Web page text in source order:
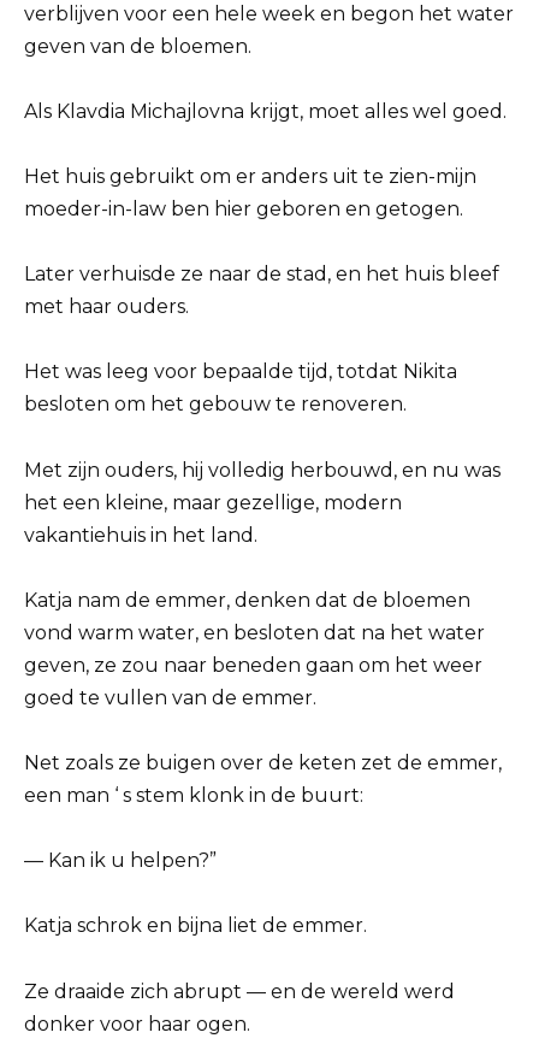
verblijven voor een hele week en begon het water
geven van de bloemen.
Als Klavdia Michajlovna krijgt, moet alles wel goed.
Het huis gebruikt om er anders uit te zien-mijn
moeder-in-law ben hier geboren en getogen.
Later verhuisde ze naar de stad, en het huis bleef
met haar ouders.
Het was leeg voor bepaalde tijd, totdat Nikita
besloten om het gebouw te renoveren.
Met zijn ouders, hij volledig herbouwd, en nu was
het een kleine, maar gezellige, modern
vakantiehuis in het land.
Katja nam de emmer, denken dat de bloemen
vond warm water, en besloten dat na het water
geven, ze zou naar beneden gaan om het weer
goed te vullen van de emmer.
Net zoals ze buigen over de keten zet de emmer,
een man ‘ s stem klonk in de buurt:
— Kan ik u helpen?”
Katja schrok en bijna liet de emmer.
Ze draaide zich abrupt — en de wereld werd
donker voor haar ogen.